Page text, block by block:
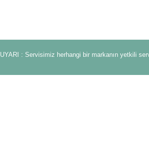
UYARI : Servisimiz herhangi bir markanın yetkili